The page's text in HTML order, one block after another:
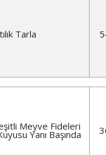
Tarla
Meyve Fideleri
Yanı Başında